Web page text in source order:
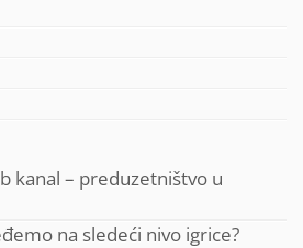
kanal – preduzetništvo u
na sledeći nivo igrice?